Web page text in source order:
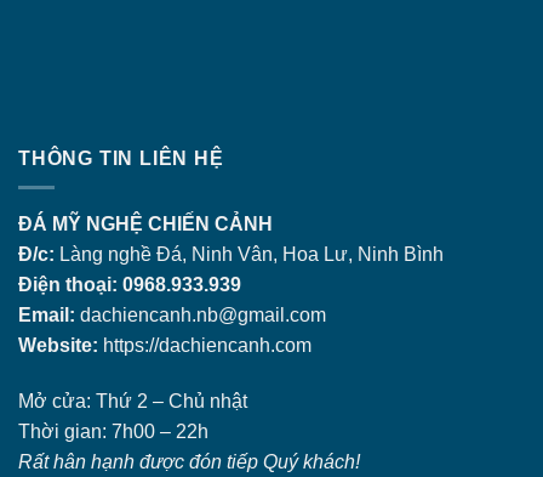
THÔNG TIN LIÊN HỆ
ĐÁ MỸ NGHỆ CHIẾN CẢNH
Đ/c: Làng nghề Đá, Ninh Vân, Hoa Lư, Ninh Bình
Điện thoại: 0968.933.939
Email: dachiencanh.nb@gmail.com
Website: https://dachiencanh.com
Mở cửa: Thứ 2 – Chủ nhật
Thời gian: 7h00 – 22h
Rất hân hạnh được đón tiếp Quý khách!